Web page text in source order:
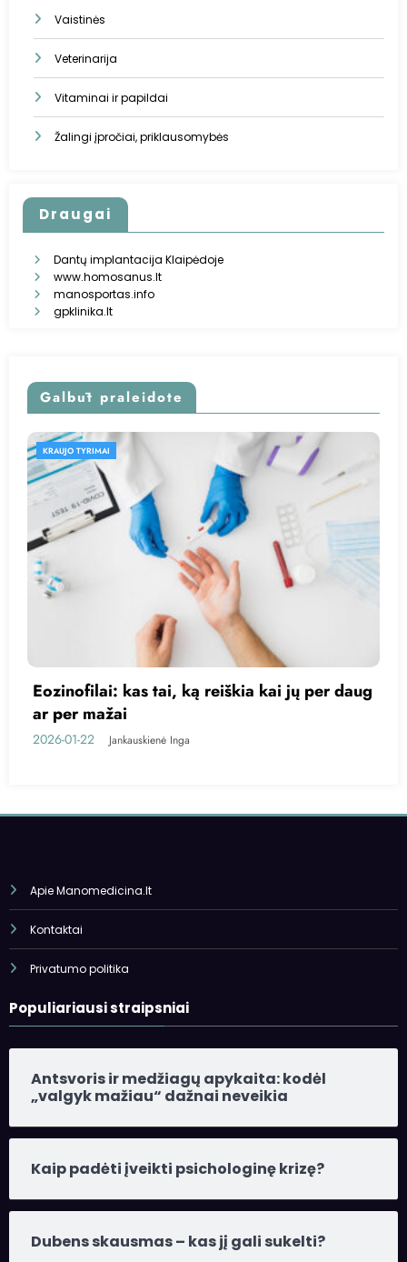
Vaistinės
Veterinarija
Vitaminai ir papildai
Žalingi įpročiai, priklausomybės
Draugai
Dantų implantacija Klaipėdoje
www.homosanus.lt
manosportas.info
gpklinika.lt
Galbūt praleidote
KRAUJO TYRIMAI
Kas yra trigliceridai?
2026-01-20
Kontaktai
Privatumo politika
Antsvoris ir medžiagų apykaita: kodėl
„valgyk mažiau“ dažnai neveikia
Kaip padėti įveikti psichologinę krizę?
Dubens skausmas – kas jį gali sukelti?